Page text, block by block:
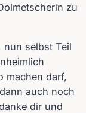
zu
nun selbst Teil
machen darf,
auch noch
dir und